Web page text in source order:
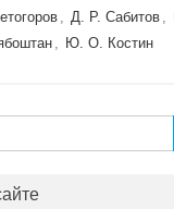
, Д. Р. Сабитов ,
, Ю. О. Костин